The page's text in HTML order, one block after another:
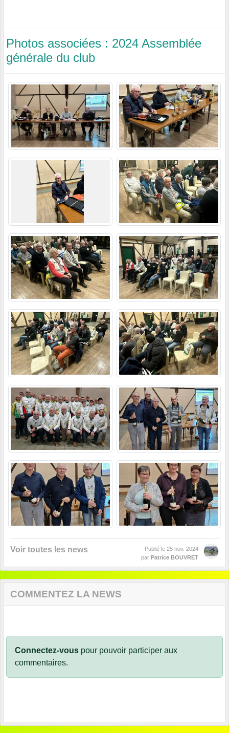
Photos associées : 2024 Assemblée
générale du club
Voir toutes les news Publié le 25 nov. 2024
par Patrice BOUVRET
COMMENTEZ LA NEWS
Connectez-vous pour pouvoir participer aux
commentaires.